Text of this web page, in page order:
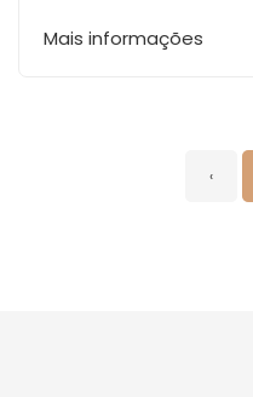
Mais informações
‹